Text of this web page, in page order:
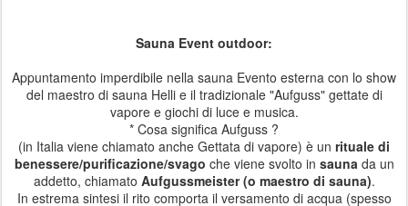
Sauna Event outdoor:
Appuntamento imperdibile nella sauna Evento esterna con lo show
del maestro di sauna Helli e il tradizionale "Aufguss" gettate di
vapore e giochi di luce e musica.
* Cosa significa Aufguss ?
(in Italia viene chiamato anche Gettata di vapore) è un rituale di
benessere/purificazione/svago che viene svolto in saunada un
addetto, chiamato Aufgussmeister (o maestro di sauna).
In estrema sintesi il rito comporta il versamento di acqua (spesso